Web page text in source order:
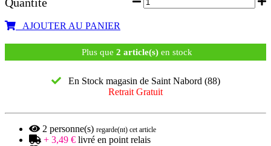
AJOUTER AU PANIER
Plus que 2 article(s)en stock
En Stock magasin de Saint Nabord (88)
Retrait Gratuit
2 personne(s) regarde(nt) cet article
+ 3,49 € livré en point relais